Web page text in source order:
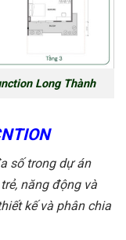
Long Thành
số trong dự án
năng động và
kế và phân chia